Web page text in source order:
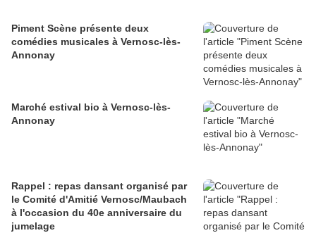
Piment Scène présente deux
comédies musicales à Vernosc-lès-
Annonay
Marché estival bio à Vernosc-lès-
Annonay
Rappel : repas dansant organisé par
le Comité d'Amitié Vernosc/Maubach
à l'occasion du 40e anniversaire du
jumelage